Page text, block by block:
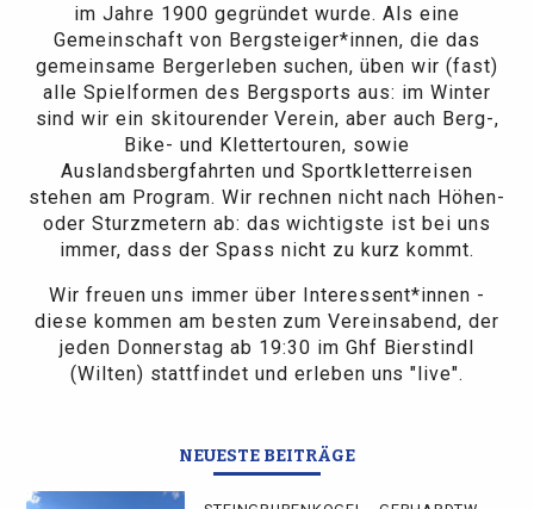
im Jahre 1900 gegründet wurde. Als eine
Gemeinschaft von Bergsteiger*innen, die das
gemeinsame Bergerleben suchen, üben wir (fast)
alle Spielformen des Bergsports aus: im Winter
sind wir ein skitourender Verein, aber auch Berg-,
Bike- und Klettertouren, sowie
Auslandsbergfahrten und Sportkletterreisen
stehen am Program. Wir rechnen nicht nach Höhen-
oder Sturzmetern ab: das wichtigste ist bei uns
immer, dass der Spass nicht zu kurz kommt.
Wir freuen uns immer über Interessent*innen -
diese kommen am besten zum Vereinsabend, der
jeden Donnerstag ab 19:30 im Ghf Bierstindl
(Wilten) stattfindet und erleben uns "live".
NEUESTE BEITRÄGE